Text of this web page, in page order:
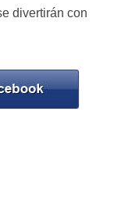
divertirán con